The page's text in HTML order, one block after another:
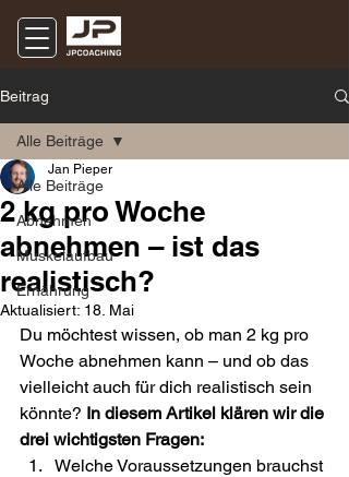
Beitrag
Alle Beiträge
Abnehmen
Muskelaufbau
Ernährung
Alle Beiträge
2 kg pro Woche
abnehmen – ist das
realistisch?
Jan Pieper
Aktualisiert: 18. Mai
Du möchtest wissen, ob man 2 kg pro
Woche abnehmen kann – und ob das
vielleicht auch für dich realistisch sein
könnte? In diesem Artikel klären wir die
drei wichtigsten Fragen:
Welche Voraussetzungen brauchst